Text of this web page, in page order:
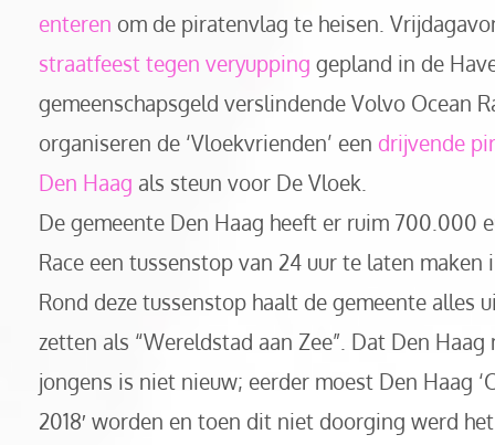
enteren om de piratenvlag te heisen.
straatfeest tegen veryupping gepland in de
gemeenschapsgeld verslindende Volvo Ocean
organiseren de ‘Vloekvrienden’ een drijvende
Den Haag als steun voor De Vloek.
De gemeente Den Haag heeft er ruim 700.000
Race een tussenstop van 24 uur te laten maken
Rond deze tussenstop haalt de gemeente alles
zetten als “Wereldstad aan Zee”. Dat Den
jongens is niet nieuw; eerder moest Den Haag
2018′ worden en toen dit niet doorging werd